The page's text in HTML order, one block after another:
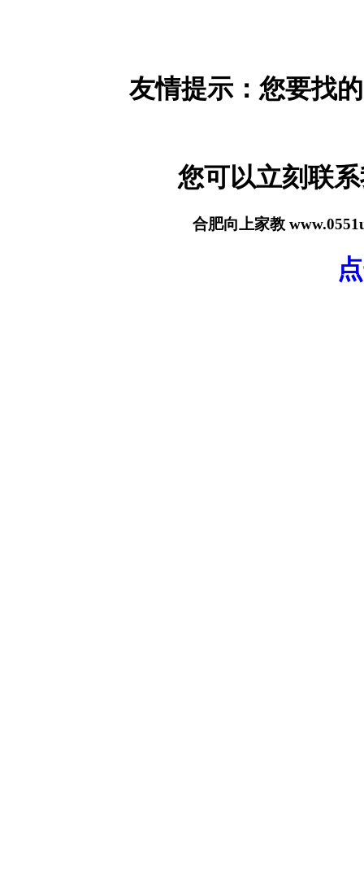
友情提示：您要找
您可以立刻联
合肥向上家教